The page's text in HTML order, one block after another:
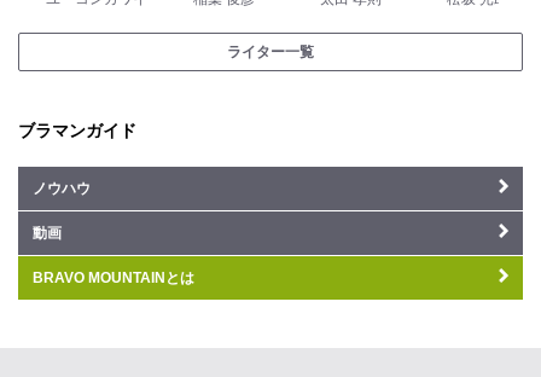
ライター一覧
ブラマンガイド
ノウハウ
動画
BRAVO MOUNTAINとは